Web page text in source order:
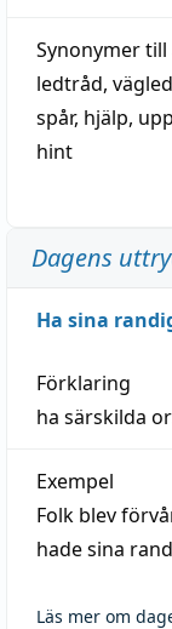
Synonymer till
ledtråd,
spår, hjälp,
hint
Dagens
Ha sina
Förklaring
ha särskilda
Exempel
Folk blev
hade sina
Läs mer om